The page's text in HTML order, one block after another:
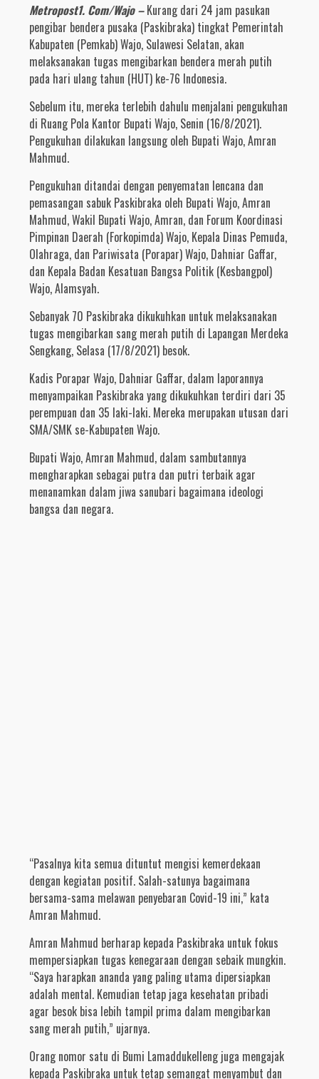
Metropost1. Com/Wajo – Kurang dari 24 jam pasukan
pengibar bendera pusaka (Paskibraka) tingkat Pemerintah
Kabupaten (Pemkab) Wajo, Sulawesi Selatan, akan
melaksanakan tugas mengibarkan bendera merah putih
pada hari ulang tahun (HUT) ke-76 Indonesia.
Sebelum itu, mereka terlebih dahulu menjalani pengukuhan
di Ruang Pola Kantor Bupati Wajo, Senin (16/8/2021).
Pengukuhan dilakukan langsung oleh Bupati Wajo, Amran
Mahmud.
Pengukuhan ditandai dengan penyematan lencana dan
pemasangan sabuk Paskibraka oleh Bupati Wajo, Amran
Mahmud, Wakil Bupati Wajo, Amran, dan Forum Koordinasi
Pimpinan Daerah (Forkopimda) Wajo, Kepala Dinas Pemuda,
Olahraga, dan Pariwisata (Porapar) Wajo, Dahniar Gaffar,
dan Kepala Badan Kesatuan Bangsa Politik (Kesbangpol)
Wajo, Alamsyah.
Sebanyak 70 Paskibraka dikukuhkan untuk melaksanakan
tugas mengibarkan sang merah putih di Lapangan Merdeka
Sengkang, Selasa (17/8/2021) besok.
Kadis Porapar Wajo, Dahniar Gaffar, dalam laporannya
menyampaikan Paskibraka yang dikukuhkan terdiri dari 35
perempuan dan 35 laki-laki. Mereka merupakan utusan dari
SMA/SMK se-Kabupaten Wajo.
Bupati Wajo, Amran Mahmud, dalam sambutannya
mengharapkan sebagai putra dan putri terbaik agar
menanamkan dalam jiwa sanubari bagaimana ideologi
bangsa dan negara.
“Pasalnya kita semua dituntut mengisi kemerdekaan
dengan kegiatan positif. Salah-satunya bagaimana
bersama-sama melawan penyebaran Covid-19 ini,” kata
Amran Mahmud.
Amran Mahmud berharap kepada Paskibraka untuk fokus
mempersiapkan tugas kenegaraan dengan sebaik mungkin.
“Saya harapkan ananda yang paling utama dipersiapkan
adalah mental. Kemudian tetap jaga kesehatan pribadi
agar besok bisa lebih tampil prima dalam mengibarkan
sang merah putih,” ujarnya.
Orang nomor satu di Bumi Lamaddukelleng juga mengajak
kepada Paskibraka untuk tetap semangat menyambut dan